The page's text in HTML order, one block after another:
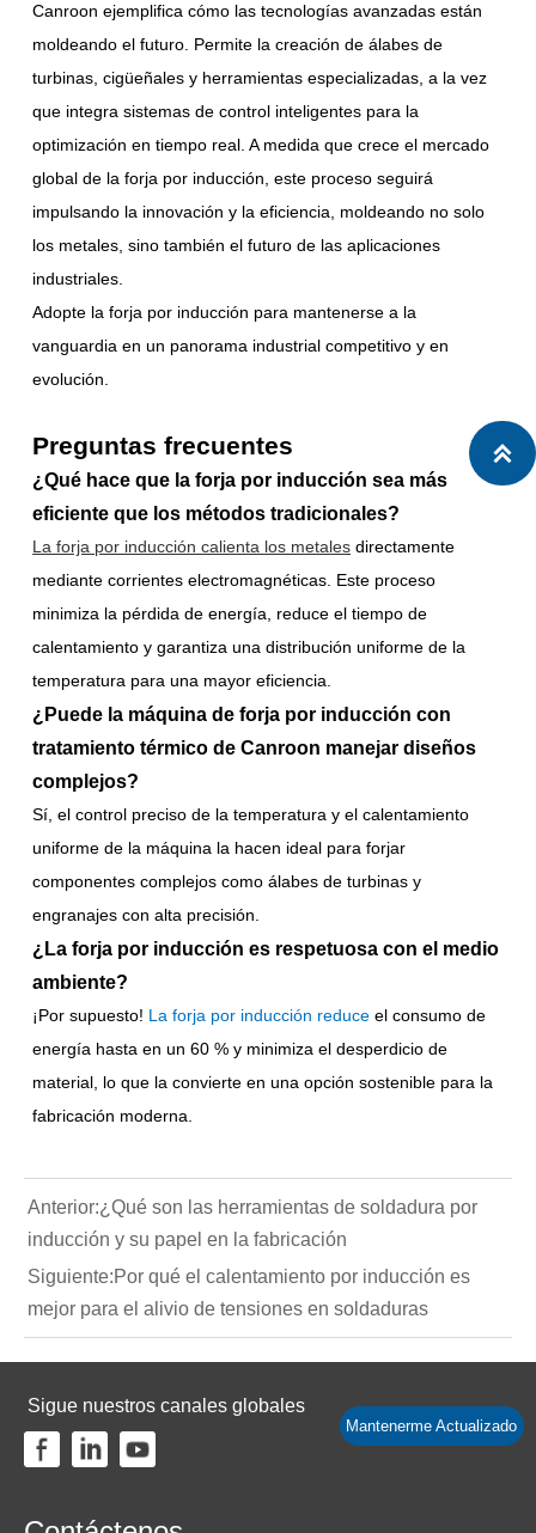
Canroon ejemplifica cómo las tecnologías avanzadas están
moldeando el futuro. Permite la creación de álabes de
turbinas, cigüeñales y herramientas especializadas, a la vez
que integra sistemas de control inteligentes para la
optimización en tiempo real. A medida que crece el mercado
global de la forja por inducción, este proceso seguirá
impulsando la innovación y la eficiencia, moldeando no solo
los metales, sino también el futuro de las aplicaciones
industriales.
Adopte la forja por inducción para mantenerse a la
vanguardia en un panorama industrial competitivo y en
evolución.
Preguntas frecuentes
¿Qué hace que la forja por inducción sea más
eficiente que los métodos tradicionales?
La forja por inducción calienta los metales directamente
mediante corrientes electromagnéticas. Este proceso
minimiza la pérdida de energía, reduce el tiempo de
calentamiento y garantiza una distribución uniforme de la
temperatura para una mayor eficiencia.
¿Puede la máquina de forja por inducción con
tratamiento térmico de Canroon manejar diseños
complejos?
Sí, el control preciso de la temperatura y el calentamiento
uniforme de la máquina la hacen ideal para forjar
componentes complejos como álabes de turbinas y
engranajes con alta precisión.
¿La forja por inducción es respetuosa con el medio
ambiente?
¡Por supuesto! La forja por inducción reduce el consumo de
energía hasta en un 60 % y minimiza el desperdicio de
material, lo que la convierte en una opción sostenible para la
fabricación moderna.
Anterior:¿Qué son las herramientas de soldadura por
inducción y su papel en la fabricación
Siguiente:Por qué el calentamiento por inducción es
mejor para el alivio de tensiones en soldaduras
Sigue nuestros canales globales
Mantenerme Actualizado
